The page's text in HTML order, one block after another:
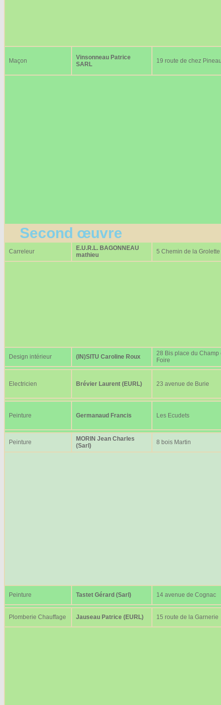
Maçon
Vinsonneau Patrice
SARL
19 route de chez
Second œuvre
Carreleur
E.U.R.L. BAGONNEAU
mathieu
5 Chemin de la Grolette
Design intérieur (IN)SITU Caroline Roux
28 Bis place du Champ
Foire
Electricien Brévier Laurent (EURL) 23 avenue de Burie
Peinture Germanaud Francis Les Ecudets
Peinture
MORIN Jean Charles
(Sarl)
8 bois Martin
Peinture Tastet Gérard (Sarl) 14 avenue de Cognac
Plomberie Chauffage Jauseau Patrice (EURL) 15 route de la Garnerie